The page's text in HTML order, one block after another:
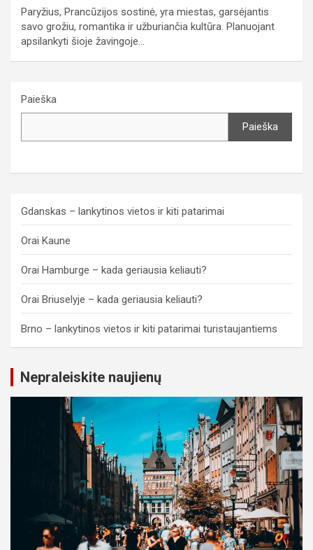
Paryžius, Prancūzijos sostinė, yra miestas, garsėjantis
savo grožiu, romantika ir užburiančia kultūra. Planuojant
apsilankyti šioje žavingoje…
Paieška
Paieška
Gdanskas – lankytinos vietos ir kiti patarimai
Orai Kaune
Orai Hamburge – kada geriausia keliauti?
Orai Briuselyje – kada geriausia keliauti?
Brno – lankytinos vietos ir kiti patarimai turistaujantiems
Nepraleiskite naujienų